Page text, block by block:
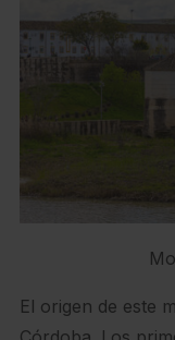
El origen de este